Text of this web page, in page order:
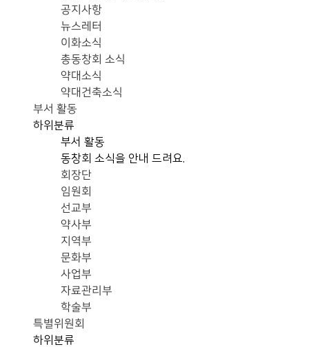
공지사항
뉴스레터
이화소식
총동창회 소식
약대소식
약대건축소식
부서 활동
하위분류
부서 활동
동창회 소식을 안내 드려요.
회장단
임원회
선교부
약사부
지역부
문화부
사업부
자료관리부
학술부
특별위원회
하위분류